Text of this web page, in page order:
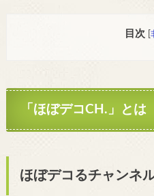
目次 [
「ほぼデコCH.」とは
ほぼデコるチャンネ